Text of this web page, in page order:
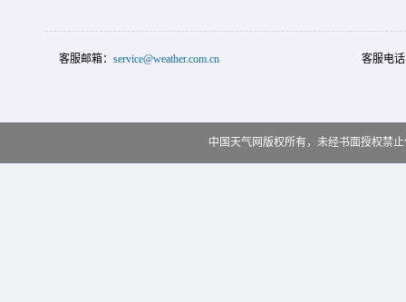
客服邮箱： service@weather.com.cn 客服电
中国天气网版权所有，未经书面授权